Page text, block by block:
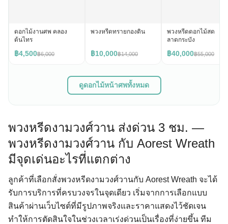
ดอกไม้งานศพ คลอง
ต้นไทร
฿4,500฿6,000
พวงหรีดทรายกองดิน
฿10,000฿14,000
พวงหรีดดอกไม้สด
ลาดกระบัง
฿40,000฿55,000
ดูดอกไม้หน้าศพทั้งหมด
พวงหรีดงามวงศ์วาน ส่งด่วน 3 ชม. —
พวงหรีดงามวงศ์วาน กับ Aorest Wreath
มีจุดเด่นอะไรที่แตกต่าง
ลูกค้าที่เลือกสั่งพวงหรีดงามวงศ์วานกับ Aorest Wreath จะได้
รับการบริการที่ครบวงจรในจุดเดียว เริ่มจากการเลือกแบบ
สินค้าผ่านเว็บไซต์ที่มีรูปภาพจริงและราคาแสดงไว้ชัดเจน
ทำให้การตัดสินใจในช่วงเวลาเร่งด่วนเป็นเรื่องที่ง่ายขึ้น ทีม